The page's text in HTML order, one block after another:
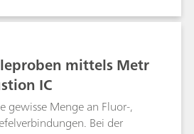
Sacrificing-Vial-
des
befindet sich die Probe
gelagerten Quarzvial,
mit Glaswolle verschlossen
Verbrennung werden die
Komponenten
mittels Metr
IC
gewisse Menge an Fluor-,
Bei der